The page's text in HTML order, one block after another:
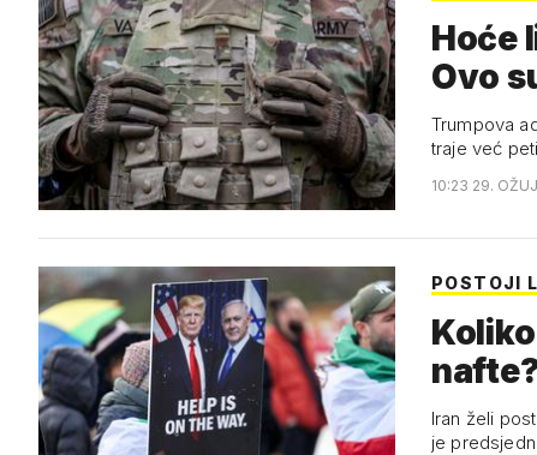
Hoće
Ovo
Trumpova
traje već
10:23 29.
POSTOJI
Iran želi
je